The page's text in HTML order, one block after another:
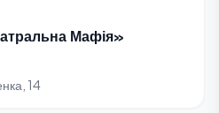
Мафія»
14